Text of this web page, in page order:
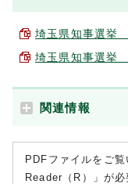
埼玉県知事選挙
埼玉県知事選挙
関連情報
PDFファイルをご
Reader（R）」が